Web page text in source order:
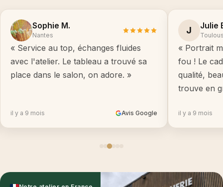
Sophie M.
Nantes
« Service au top, échanges fluides
avec l'atelier. Le tableau a trouvé sa
place dans le salon, on adore. »
il y a 9 mois Avis Google
J Julie
« Portrait
fou ! Le
qualité,
trouve en
il y a 9 mois